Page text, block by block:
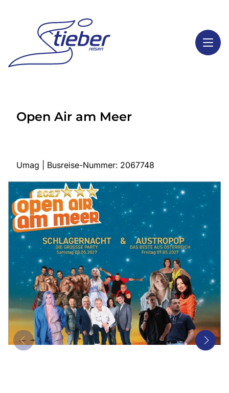
Highlights
Start
Busreisen
Bus mieten
Gutscheine
Kontakt
Open Air am Meer
Umag | Busreise-Nummer: 2067748